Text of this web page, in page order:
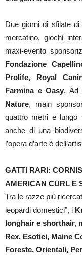
Due giorni di sfilate
mercatino, giochi
maxi-evento
Fondazione
Prolife, Royal
Farmina e Oasy. Ad
Nature, main
quattro metri e lungo
anche di una
l’opera d’arte è
GATTI RARI:
AMERICAN CURL E
Tra le razze più
leopardi domestici”, i
longhair e shorthair,
Rex, Esotici, Maine
Foreste, Orientali,